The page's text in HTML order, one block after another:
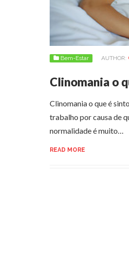
Bem-Estar AUTHOR:
Clinomania o
Clinomania o que é
trabalho por causa de
normalidade é muito…
READ MORE